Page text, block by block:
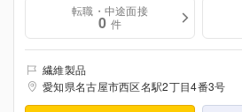
転職・中途面接
0 件
繊維製品
愛知県名古屋市西区名駅2丁目4番3号